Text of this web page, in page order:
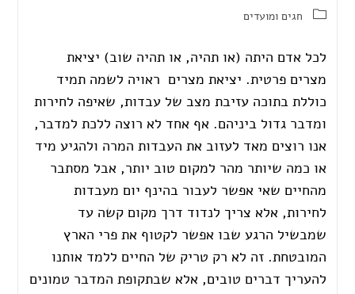
חגים ומועדים
לכל אדם היתה (או תהיה, או תהיה שוב) יציאת
מצרים פרטית. יציאת מצרים ראויה לשמה תמיד
כוללת בתוכה עזיבת מצב של עבדות, שאיפה לחירות
ומדבר גדול ביניהם. אף אחד לא רוצה ללכת למדבר,
אנו רוצים מאד לעזוב את העבדות המרה ולהגיע מיד
או כמה שיותר מהר למקום טוב יותר, אבל מסתבר
מהחיים שאי אפשר לעבור בהינף יום מעבדות
לחירות, אלא צריך לנדוד דרך מקום קשה עד
שמבשיל הרגע שבו אפשר לקטוף את פרי הארץ
המובטחת. זה לא רק טריק של החיים ללמד אותנו
להעריך דברים טובים, אלא שבתקופת המדבר טמונים